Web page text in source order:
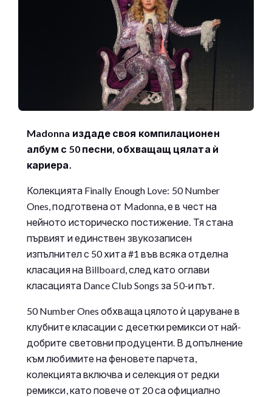
Madonna издаде своя компилационен
албум с 50 песни, обхващащ цялата ѝ
кариера.
Колекцията Finally Enough Love: 50 Number
Ones, подготвена от Madonna, е в чест на
нейното историческо постижение. Тя стана
първият и единствен звукозаписен
изпълнител с 50 хита #1 във всяка отделна
класация на Billboard, след като оглави
класацията Dance Club Songs за 50-и път.
50 Number Ones обхваща цялото ѝ царуване в
клубните класации с десетки ремикси от най-
добрите световни продуценти. В допълнение
към любимите на феновете парчета,
колекцията включва и селекция от редки
ремикси, като повече от 20 са официално